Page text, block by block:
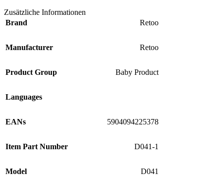
Zusätzliche Informationen
Brand
Retoo
Manufacturer Retoo
Product Group Baby Product
Languages
EANs 5904094225378
Item Part Number D041-1
Model D041